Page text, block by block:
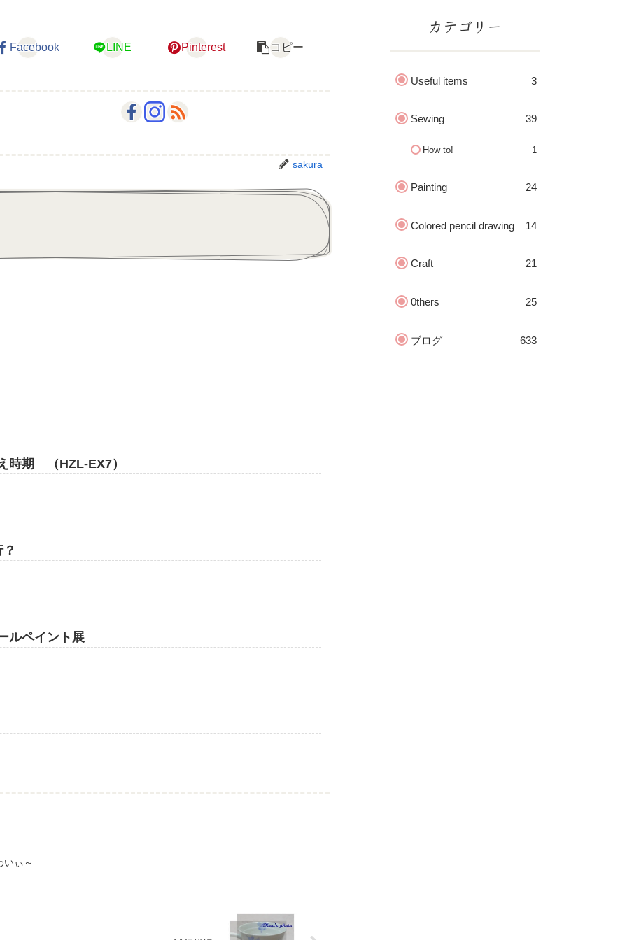
Facebook LINE Pinterest コピー
sakura
時期 （HZL-EX7）
ルペイント展
いぃ～
カテゴリー
Useful items 3
Sewing 39
How to! 1
Painting 24
Colored pencil drawing 14
Craft 21
0thers 25
ブログ 633